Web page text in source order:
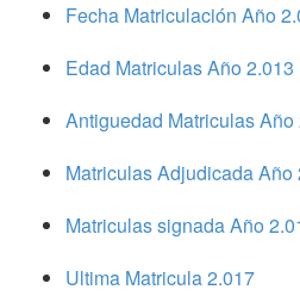
Fecha Matriculación Año
Edad Matriculas Año 2.013
Antiguedad Matriculas Año
Matriculas Adjudicada Año
Matriculas signada Año
Ultima Matricula 2.017